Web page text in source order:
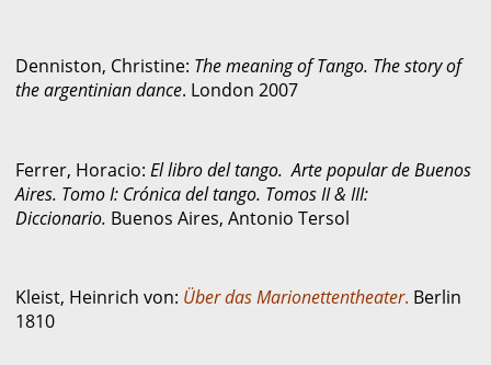
Denniston, Christine: The meaning of Tango. The story of
the argentinian dance. London 2007
Ferrer, Horacio:El libro del tango. Arte popular de Buenos
Aires. Tomo I: Crónica del tango. Tomos II & III:
Diccionario. Buenos Aires, Antonio Tersol
Kleist, Heinrich von: Über das Marionettentheater. Berlin
1810